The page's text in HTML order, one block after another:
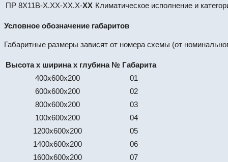
ПР 8Х11В-X.ХX-XХ.X-XX Климатическое исполнение и
Условное обозначение габаритов
Габаритные размеры зависят от номера схемы (от
Высота х ширина х глубина № Габарита
400х600х200
01
600х600х200
02
800х600х200
03
100х600х200
04
1200х600х200
05
1400х600х200
06
1600х600х200
07